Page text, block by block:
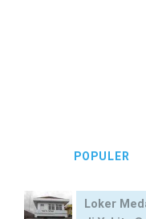
POPULER
Loker